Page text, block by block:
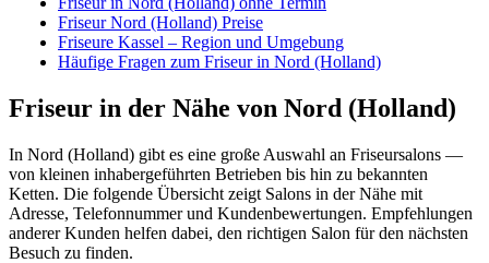
Friseur Nord (Holland) Preise
Friseure Kassel – Region und Umgebung
Häufige Fragen zum Friseur in Nord (Holland)
Friseur in der Nähe von Nord (Holland)
In Nord (Holland) gibt es eine große Auswahl an Friseursalons —
von kleinen inhabergeführten Betrieben bis hin zu bekannten
Ketten. Die folgende Übersicht zeigt Salons in der Nähe mit
Adresse, Telefonnummer und Kundenbewertungen. Empfehlungen
anderer Kunden helfen dabei, den richtigen Salon für den nächsten
Besuch zu finden.